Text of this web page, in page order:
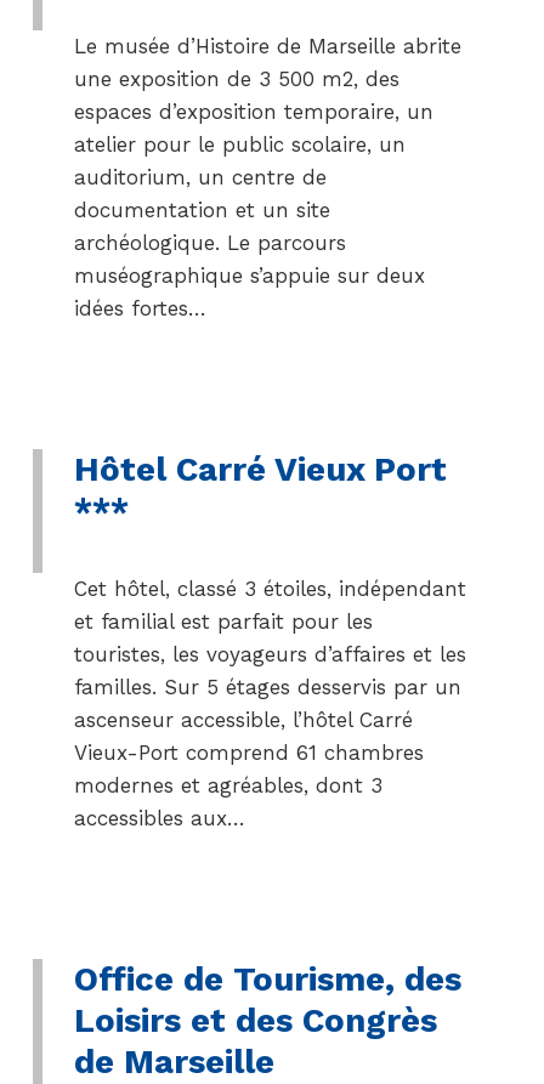
Le musée d’Histoire de Marseille abrite
une exposition de 3 500 m2, des
espaces d’exposition temporaire, un
atelier pour le public scolaire, un
auditorium, un centre de
documentation et un site
archéologique. Le parcours
muséographique s’appuie sur deux
idées fortes…
Hôtel Carré Vieux Port
***
Cet hôtel, classé 3 étoiles, indépendant
et familial est parfait pour les
touristes, les voyageurs d’affaires et les
familles. Sur 5 étages desservis par un
ascenseur accessible, l’hôtel Carré
Vieux-Port comprend 61 chambres
modernes et agréables, dont 3
accessibles aux…
Office de Tourisme, des
Loisirs et des Congrès
de Marseille